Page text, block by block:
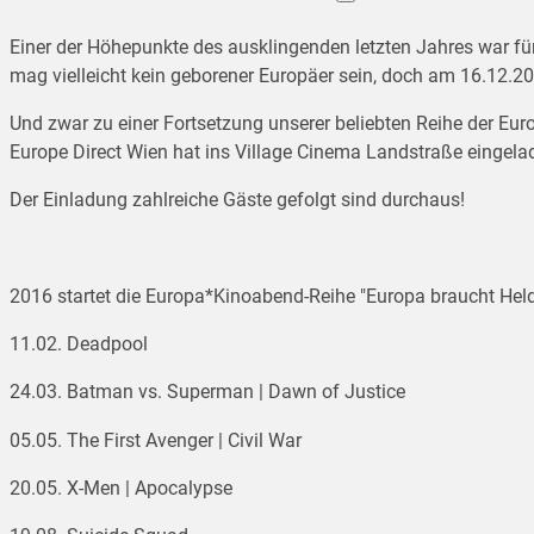
Einer der Höhepunkte des ausklingenden letzten Jahres war
mag vielleicht kein geborener Europäer sein, doch am
Und zwar zu einer Fortsetzung unserer beliebten Reihe der
Europe Direct Wien hat ins Village Cinema Landstraße
Der Einladung zahlreiche Gäste gefolgt sind durchaus!
2016 startet die Europa*Kinoabend-Reihe "Europa braucht
11.02. Deadpool
24.03. Batman vs. Superman | Dawn of Justice
05.05. The First Avenger | Civil War
20.05. X-Men | Apocalypse